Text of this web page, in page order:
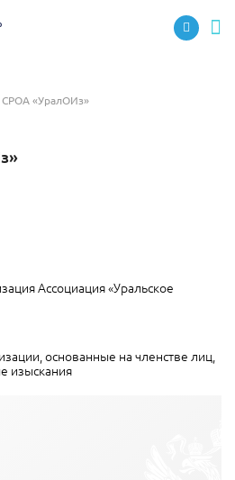
СРОA «УралОИз»
Ассоциация «Уральское
основанные на членстве лиц,
изыскания